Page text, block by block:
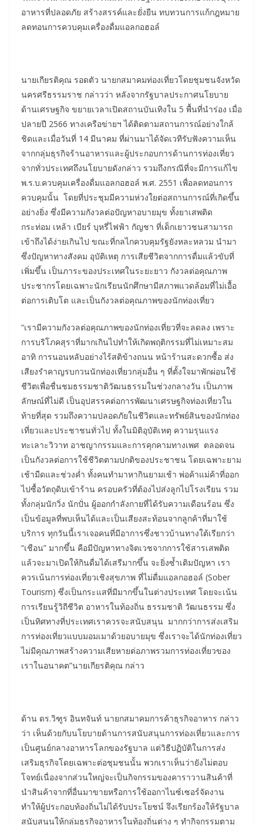
อาหารที่ปลอดภัย สร้างสรรค์และยั่งยืน ทบทวนการแก้กฎหมาย
ลดทอนการควบคุมเครื่องดื่มแอลกอฮอล์
นายเกียรติคุณ รอดตัว นายกสมาคมท่องเที่ยวโดยชุมชนจังหวัด
นครศรีธรรมราช กล่าวว่า หลังจากรัฐบาลประกาศนโยบาย
ด้านเศรษฐกิจ ขยายเวลาเปิดสถานบันเทิงใน 5 พื้นที่นำร่อง เมื่อ
ปลายปี 2566 ทางเครือข่ายฯ ได้ติดตามสถานการณ์อย่างใกล้
ชิดและเมื่อวันที่ 14 มีนาคม ที่ผ่านมาได้จัดเวทีรับฟังความเห็น
จากกลุ่มธุรกิจร้านอาหารและผู้ประกอบการด้านการท่องเที่ยว
จากทั่วประเทศถึงนโยบายดังกล่าว รวมถึงกรณีที่จะมีการแก้ไข
พ.ร.บ.ควบคุมเครื่องดื่มแอลกอฮอล์ พ.ศ. 2551 เพื่อลดทอนการ
ควบคุมนั้น โดยที่ประชุมมีความห่วงใยต่อสถานการณ์ที่เกิดขึ้น
อย่างยิ่ง ซึ่งมีความกังวลต่อปัญหาอบายมุข ทั้งยาเสพติด
กระท่อม เหล้า เบียร์ บุหรี่ไฟฟ้า กัญชา ที่เด็กเยาวชนสามารถ
เข้าถึงได้ง่ายเกินไป ขณะที่กลไกควบคุมรัฐยังหละหลวม นำมา
ซึ่งปัญหาทางสังคม อุบัติเหตุ การเสียชีวิตจากการดื่มแล้วขับที่
เพิ่มขึ้น เป็นภาระของประเทศในระยะยาว กังวลต่อคุณภาพ
ประชากรโดยเฉพาะนักเรียนนักศึกษามีสภาพแวดล้อมที่ไม่เอื้อ
ต่อการเติบโต และเป็นกังวลต่อคุณภาพของนักท่องเที่ยว
“เรามีความกังวลต่อคุณภาพของนักท่องเที่ยวที่จะลดลง เพราะ
การบริโภคสุราที่มากเกินไปทำให้เกิดพฤติกรรมที่ไม่เหมาะสม
อาทิ การนอนหลับอย่างไร้สติข้างถนน หน้าร้านสะดวกซื้อ ส่ง
เสียงรำคาญรบกวนนักท่องเที่ยวกลุ่มอื่น ๆ ที่ตั้งใจมาพักผ่อนใช้
ชีวิตเพื่อชื่นชมธรรมชาติวัฒนธรรมในช่วงกลางวัน เป็นภาพ
ลักษณ์ที่ไม่ดี เป็นอุปสรรคต่อการพัฒนาเศรษฐกิจท่องเที่ยวใน
ท้ายที่สุด รวมถึงความปลอดภัยในชีวิตและทรัพย์สินของนักท่อง
เที่ยวและประชาชนทั่วไป ทั้งในมิติอุบัติเหตุ ความรุนแรง
ทะเลาะวิวาท อาชญากรรมและการคุกคามทางเพศ ตลอดจน
เป็นกังวลต่อการใช้ชีวิตตามปกติของประชาชน โดยเฉพาะยาม
เช้ามืดและช่วงค่ำ ทั้งคนทำมาหากินยามเช้า พ่อค้าแม่ค้าที่ออก
ไปซื้อวัตถุดิบเข้าร้าน ครอบครัวที่ต้องไปส่งลูกไปโรงเรียน รวม
ทั้งกลุ่มนักวิ่ง นักปั่น ผู้ออกกำลังกายที่ได้รับความเดือนร้อน ซึ่ง
เป็นข้อมูลที่พบเห็นได้และเป็นเสียงสะท้อนจากลูกค้าที่มาใช้
บริการ ทุกวันนี้เราเจอคนที่มีอาการซึ่งชาวบ้านทางใต้เรียกว่า
“เชือน” มากขึ้น คือมีปัญหาทางจิตเวชจากการใช้สารเสพติด
แล้วจะมาเปิดให้กินดื่มได้เสรีมากขึ้น จะยิ่งซ้ำเติมปัญหา เรา
ควรเน้นการท่องเที่ยวเชิงสุขภาพ ที่ไม่ดื่มแอลกอฮอล์ (Sober
Tourism) ซึ่งเป็นกระแสที่มีมากขึ้นในต่างประเทศ โดยจะเน้น
การเรียนรู้วิถีชีวิต อาหารในท้องถิ่น ธรรมชาติ วัฒนธรรม ซึ่ง
เป็นทิศทางที่ประเทศเราควรจะสนับสนุน มากกว่าการส่งเสริม
การท่องเที่ยวแบบมอมเมาด้วยอบายมุข ซึ่งเราจะได้นักท่องเที่ยว
ไม่มีคุณภาพสร้างความเสียหายต่อภาพรวมการท่องเที่ยวของ
เราในอนาคต”นายเกียรติคุณ กล่าว
ด้าน ดร.วิฑูร อินทจันท์ นายกสมาคมการค้าธุรกิจอาหาร กล่าว
ว่า เห็นด้วยกับนโยบายด้านการสนับสนุนการท่องเที่ยวและการ
เป็นศูนย์กลางอาหารโลกของรัฐบาล แต่วิธีปฏิบัติในการส่ง
เสริมธุรกิจโดยเฉพาะต่อชุมชนนั้น พวกเราเห็นว่ายังไม่ตอบ
โจทย์เนื่องจากส่วนใหญ่จะเป็นกิจกรรมของคาราวานสินค้าที่
นำสินค้าจากที่อื่นมาขายหรือการใช้ออกาไนซ์เซอร์จัดงาน
ทำให้ผู้ประกอบท้องถิ่นไม่ได้รับประโยชน์ จึงเรียกร้องให้รัฐบาล
สนับสนุนให้กลุ่มธุรกิจอาหารในท้องถิ่นต่าง ๆ ทำกิจกรรมตาม